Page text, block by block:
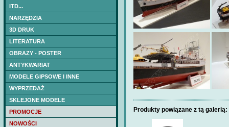
ITD...
NARZĘDZIA
3D DRUK
LITERATURA
OBRAZY - POSTER
ANTYKWARIAT
MODELE GIPSOWE I INNE
WYPRZEDAŻ
SKLEJONE MODELE
PROMOCJE
NOWOŚCI
Produkty powiązane z tą galerią: